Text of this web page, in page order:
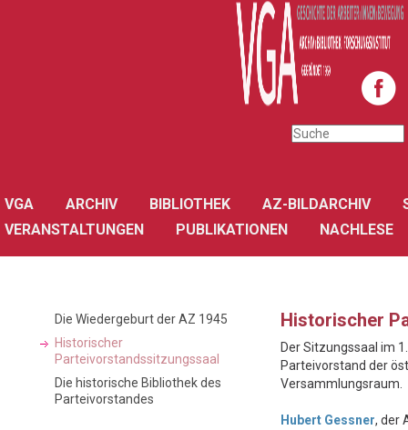
VGA ARCHIV BIBLIOTHEK AZ-BILDARCHIV
VERANSTALTUNGEN
PUBLIKATIONEN NACHLESE
Die Wiedergeburt der AZ 1945
Historischer
Parteivorstandssitzungssaal
Die historische Bibliothek des
Parteivorstandes
Historischer
Der Sitzungssaal im
Parteivorstand der
Versammlungsraum.
Hubert Gessner, der